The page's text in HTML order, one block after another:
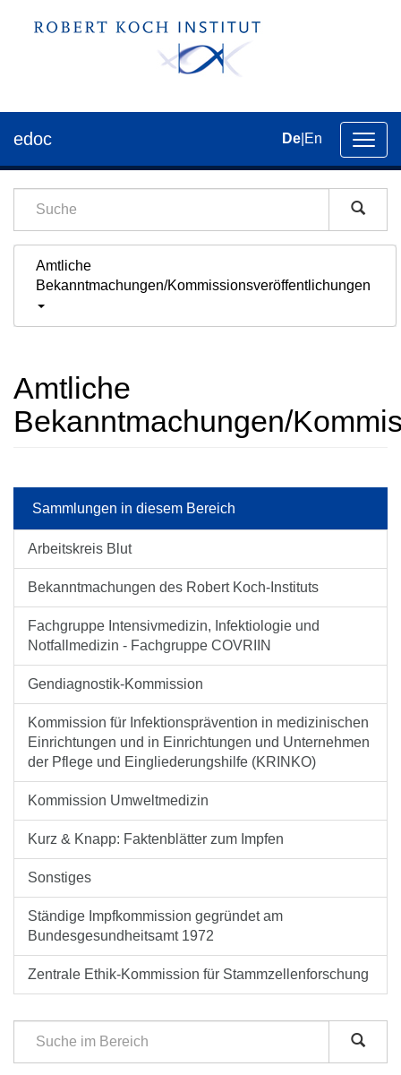
der
edoc De En
Amtliche
Bekanntmachungen/Kommissionsveröffentlichungen
Amtliche
Bekanntmachungen/
Sammlungen in diesem Bereich
Arbeitskreis Blut
Bekanntmachungen des Robert Koch-Instituts
Fachgruppe Intensivmedizin, Infektiologie und
Notfallmedizin - Fachgruppe COVRIIN
Gendiagnostik-Kommission
Kommission für Infektions­prävention in medi­zini­schen
Ein­rich­tungen und in Ein­rich­tungen und Unter­nehmen
der Pflege und Ein­gliederungs­hilfe (KRINKO)
Kommission Umweltmedizin
Kurz & Knapp: Faktenblätter zum Impfen
Sonstiges
Ständige Impfkommission gegründet am
Bundesgesundheitsamt 1972
Zentrale Ethik-Kommission für Stammzellenforschung